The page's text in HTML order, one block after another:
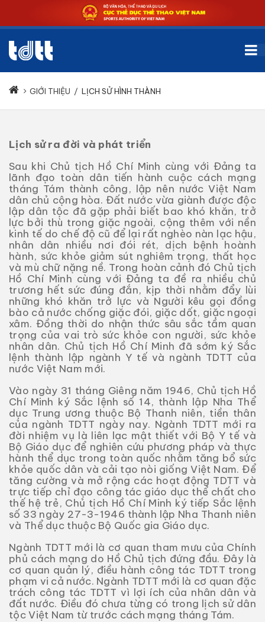
GIỚI THIỆU / LỊCH SỬ HÌNH THÀNH
Lịch sử ra đời và phát triển
Sau khi Chủ tịch Hồ Chí Minh cùng với Đảng ta
lãnh đạo toàn dân tiến hành cuộc cách mạng
tháng Tám thành công, lập nên nước Việt Nam
dân chủ cộng hòa. Đất nước vừa giành được độc
lập dân tộc đã gặp phải biết bao khó khăn, trở
lực bởi thù trong giặc ngoài, cộng thêm với nền
kinh tế do chế độ cũ để lại rất nghèo nàn lạc hậu,
nhân dân nhiều nơi đói rét, dịch bệnh hoành
hành, sức khỏe giảm sút nghiêm trọng, thất học
và mù chữ nặng nề. Trong hoàn cảnh đó Chủ tịch
Hồ Chí Minh cùng với Đảng ta đề ra nhiều chủ
trương hết sức đúng đắn, kịp thời nhằm đẩy lùi
những khó khăn trở lực và Người kêu gọi đồng
bào cả nước chống giặc đói, giặc dốt, giặc ngoại
xâm. Đồng thời do nhận thức sâu sắc tầm quan
trọng của vai trò sức khỏe con người, sức khỏe
nhân dân. Chủ tịch Hồ Chí Minh đã sớm ký Sắc
lệnh thành lập ngành Y tế và ngành TDTT của
nước Việt Nam mới.
Vào ngày 31 tháng Giêng năm 1946, Chủ tịch Hồ
Chí Minh ký Sắc lệnh số 14, thành lập Nha Thể
dục Trung ương thuộc Bộ Thanh niên, tiền thân
của ngành TDTT ngày nay. Ngành TDTT mới ra
đời nhiệm vụ là liên lạc mật thiết với Bộ Y tế và
Bộ Giáo dục để nghiên cứu phương pháp và thực
hành thể dục trong toàn quốc nhằm tăng bổ sức
khỏe quốc dân và cải tạo nòi giống Việt Nam. Để
tăng cường và mở rộng các hoạt động TDTT và
trực tiếp chỉ đạo công tác giáo dục thể chất cho
thế hệ trẻ, Chủ tịch Hồ Chí Minh ký tiếp Sắc lệnh
số 33 ngày 27-3-1946 thành lập Nha Thanh niên
và Thể dục thuộc Bộ Quốc gia Giáo dục.
Ngành TDTT mới là cơ quan tham mưu của Chính
phủ cách mạng do Hồ Chủ tịch đứng đầu. Đây là
cơ quan quản lý, điều hành công tác TDTT trong
phạm vi cả nước. Ngành TDTT mới là cơ quan đặc
trách công tác TDTT vì lợi ích của nhân dân và
đất nước. Điều đó chưa từng có trong lịch sử dân
tộc Việt Nam từ trước cách mạng tháng Tám.